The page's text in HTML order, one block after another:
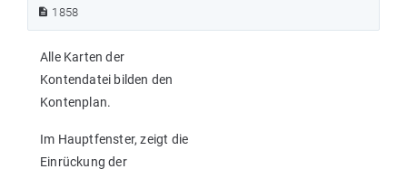
1858
Alle Karten der
Kontendatei bilden den
Kontenplan.
Im Hauptfenster, zeigt die
Einrückung der